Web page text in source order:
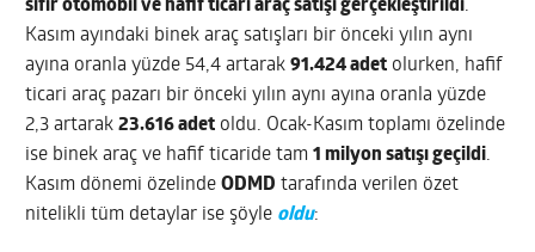
sıfır otomobil ve hafif ticari araç satışı gerçekleştirildi.
Kasım ayındaki binek araç satışları bir önceki yılın aynı
ayına oranla yüzde 54,4 artarak91.424 adet olurken, hafif
ticari araç pazarı bir önceki yılın aynı ayına oranla yüzde
2,3 artarak23.616 adet oldu. Ocak-Kasım toplamı özelinde
ise binek araç ve hafif ticaride tam1 milyon satışı geçildi.
Kasım dönemi özelindeODMD tarafında verilen özet
nitelikli tüm detaylar ise şöyle oldu: